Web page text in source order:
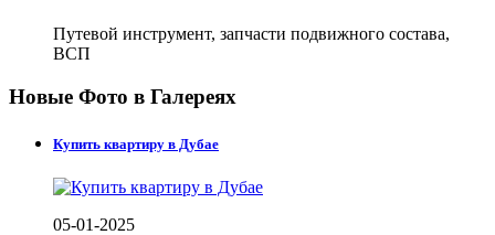
Путевой инструмент, запчасти подвижного состава,
ВСП
Новые Фото в Галереях
Купить квартиру в Дубае
05-01-2025